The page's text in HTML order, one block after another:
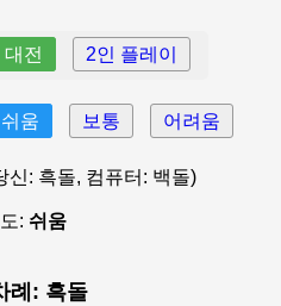
대전 2인 플레이
쉬움 보통 어려움
신: 흑돌, 컴퓨터: 백돌)
: 쉬움
례: 흑돌